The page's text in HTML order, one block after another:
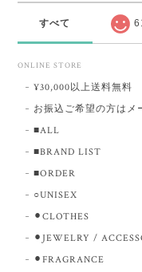
すべて
ONLINE STORE
¥30,000以上送料無料
お振込ご希望の方はメ
■ALL
■BRAND LIST
■ORDER
○UNISEX
⚫︎CLOTHES
⚫︎JEWELRY /
⚫︎FRAGRANCE